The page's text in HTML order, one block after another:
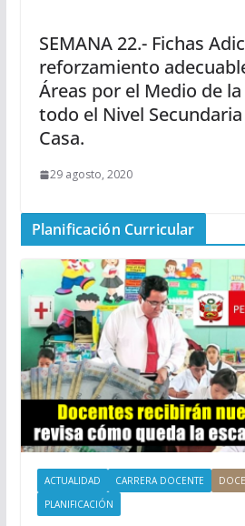
SEMANA 22.- Fichas
reforzamiento
Áreas por el Medio de
todo el Nivel
Casa.
29 agosto, 2020
Planificación Curricular
ACTUALIDAD CARRERA DOCENTE
PLANIFICACIÓN